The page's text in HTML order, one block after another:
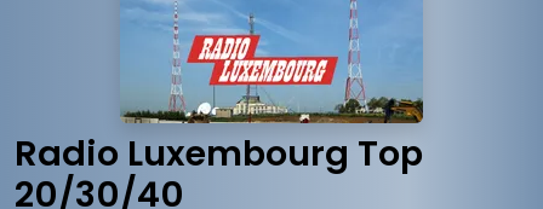
Radio Luxembourg Top
20/30/40